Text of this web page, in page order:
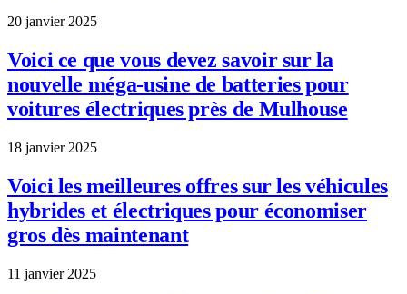
20 janvier 2025
Voici ce que vous devez savoir sur la
nouvelle méga-usine de batteries pour
voitures électriques près de Mulhouse
18 janvier 2025
Voici les meilleures offres sur les véhicules
hybrides et électriques pour économiser
gros dès maintenant
11 janvier 2025